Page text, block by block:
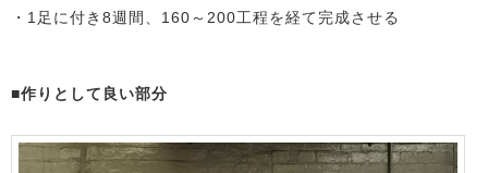
・1足に付き8週間、160～200工程を経て完成させる
■作りとして良い部分